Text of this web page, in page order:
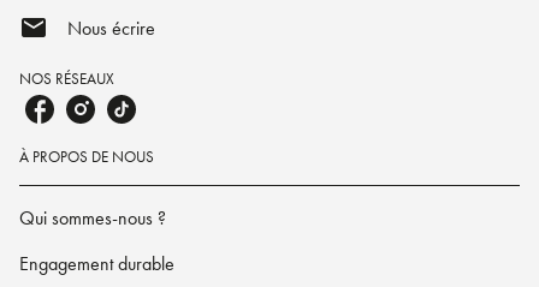
mail Nous écrire
NOS RÉSEAUX
À PROPOS DE NOUS
Qui sommes-nous ?
Engagement durable